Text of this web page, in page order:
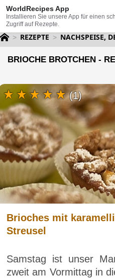
WorldRecipes App
Installieren Sie unsere App für einen
Zugriff auf Rezepte.
REZEPTE NACHSPEISE,
BRIOCHE BROTCHEN -
Brioches mit
Streusel
Samstag ist unser
zweit am Vormittag in
(1)